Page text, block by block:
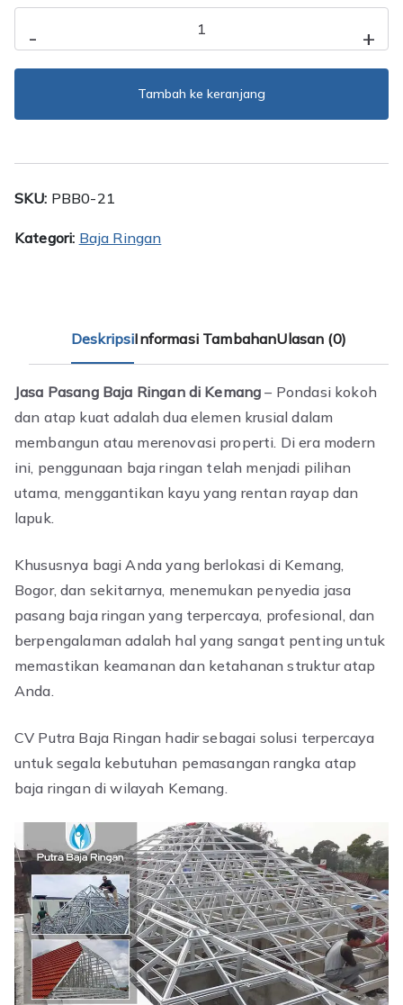
-
Jasa
Pasang
Ringan
+
Tambah ke keranjang
SKU: PBB0-21
Kategori: Baja Ringan
DeskripsiInformasi TambahanUlasan (0)
Jasa Pasang Baja Ringan di Kemang – Pondasi kokoh
dan atap kuat adalah dua elemen krusial dalam
membangun atau merenovasi properti. Di era modern
ini, penggunaan baja ringan telah menjadi pilihan
utama, menggantikan kayu yang rentan rayap dan
lapuk.
Khususnya bagi Anda yang berlokasi di Kemang,
Bogor, dan sekitarnya, menemukan penyedia jasa
pasang baja ringan yang terpercaya, profesional, dan
berpengalaman adalah hal yang sangat penting untuk
memastikan keamanan dan ketahanan struktur atap
Anda.
CV Putra Baja Ringan hadir sebagai solusi terpercaya
untuk segala kebutuhan pemasangan rangka atap
baja ringan di wilayah Kemang.